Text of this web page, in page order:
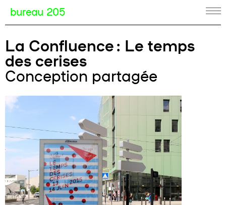
bureau 205
La Confluence : Le temps
des cerises
Conception partagée